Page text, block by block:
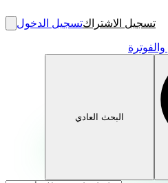
تسجيل الاشتراكتسجيل الدخول
البحث العادي